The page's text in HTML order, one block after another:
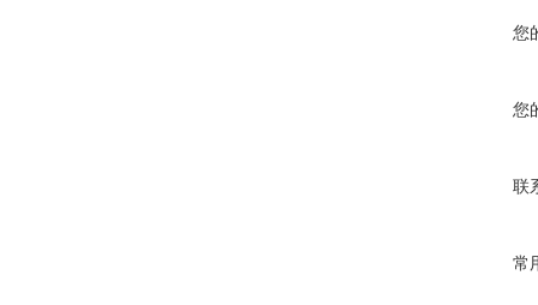
您
您
联
常